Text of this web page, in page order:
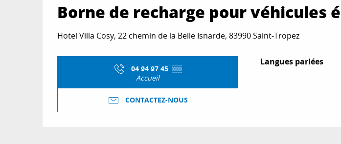
Borne de recharge pour véhicules
Hotel Villa Cosy, 22 chemin de la Belle Isnarde, 83990 Saint-Tropez
04 94 97 45 ▒▒
Accueil
CONTACTEZ-NOUS
Langues parlées
Langues parlées